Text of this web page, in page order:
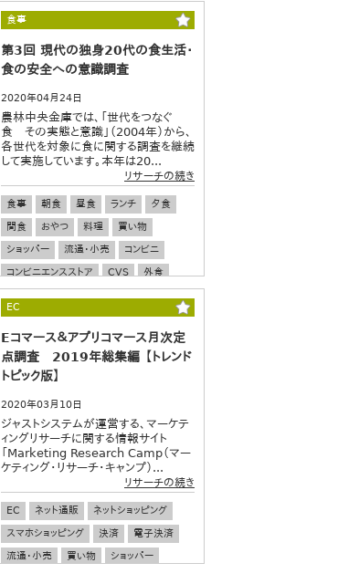
食事
第3回 現代の独身20代の食生活・
食の安全への意識調査
2020年04月24日
農林中央金庫では、「世代をつなぐ
食 その実態と意識」（2004年）から、
各世代を対象に食に関する調査を継続
して実施しています。本年は20...
リサーチの続き
食事 朝食 昼食 ランチ
夕食
間食
おやつ 料理
買い物
ショッパー
流通・小売
コンビニ
コンビニエンスストア
CVS
外食
食生活
若者 ワカモノ
EC
Eコマース＆アプリコマース月次定
点調査 2019年総集編 【トレンド
トピック版】
2020年03月10日
ジャストシステムが運営する、マーケテ
ィングリサーチに関する情報サイト
「Marketing Research Camp（マー
ケティング・リサーチ・キャンプ）...
リサーチの続き
EC ネット通販
ネットショッピング
スマホショッピング
決済
電子決済
流通・小売
買い物 ショッパー